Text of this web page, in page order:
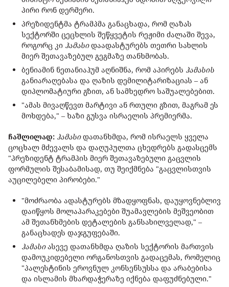
პირი რონ დერმერი.
პრეზიდენტმა ტრამპმა განაცხადა, რომ ღაზას
სექტორში ცეცხლის შეწყვეტის რეჟიმი ძალაში შევა,
როგორც კი ჰამასიდაადასტურებს თეთრი სახლის
მიერ შეთავაზებულ გეგმაზე თანხმობას.
ბენიამინ ნეთანიაჰუმ აღნიშნა, რომ აპირებს ჰამასის
განიარაღებასა და ღაზის დემილიტარიზაციას – ან
დიპლომატიური გზით, ან სამხედრო საშუალებებით.
"ამას მივაღწევთ მარტივი ან რთული გზით, მაგრამ ეს
მოხდება," – ხაზი გუსვა ისრაელის პრემიერმა.
ჩაშლილად: ჰამასიდათანხმდა, რომ ისრაელს ყველა
ცოცხალ მძევალს და დაღუპულთა ცხედრებს გადასცემს
"პრეზიდენტ ტრამპის მიერ შეთავაზებული გაცვლის
ფორმულის შესაბამისად, თუ შეიქმნება "გაცვლისთვის
აუცილებელი პირობები."
"მოძრაობა ადასტურებს მზადყოფნას, დაუყოვნებლივ
დაიწყოს მოლაპარაკებები შუამავლების მეშვეობით
ამ შეთანხმების დეტალების განსახილველად," –
განაცხადეს დაჯგუფებაში.
ჰამასიასევე დათანხმდა ღაზის სექტორის მართვის
დამოუკიდებელი ორგანოსთვის გადაცემას, რომელიც
"პალესტინის ეროვნულ კონსენსუსსა და არაბებისა
და ისლამის მხარდაჭერაზე იქნება დაფუძნებული."